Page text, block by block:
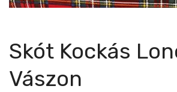
Skót Kockás
Vászon